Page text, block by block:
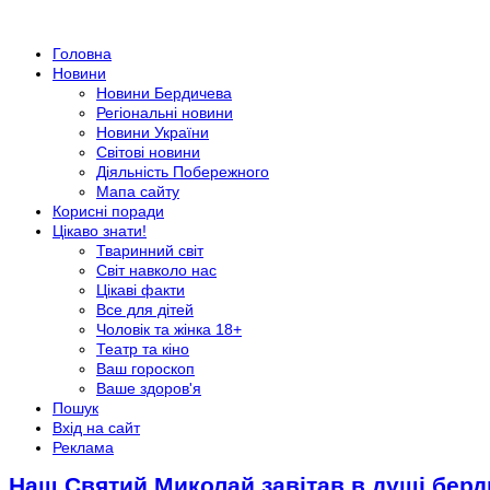
Головна
Новини
Новини Бердичева
Регіональні новини
Новини України
Світові новини
Діяльність Побережного
Мапа сайту
Корисні поради
Цікаво знати!
Тваринний світ
Світ навколо нас
Цікаві факти
Все для дітей
Чоловік та жінка 18+
Театр та кіно
Ваш гороскоп
Ваше здоров'я
Пошук
Вхід на сайт
Реклама